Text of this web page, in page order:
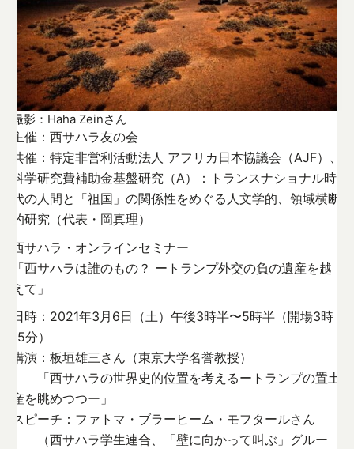
撮影：Haha Zeinさん
主催：西サハラ友の会
共催：特定非営利活動法人 アフリカ日本協議会（AJF）、
科学研究費補助金基盤研究（A）：トランスナショナル時
代の人間と「祖国」の関係性をめぐる人文学的、領域横断
的研究（代表・岡真理）
西サハラ・オンラインセミナー
「西サハラは誰のもの？ ートランプ外交の負の遺産を越
えて」
日時：2021年3月6日（土）午後3時半〜5時半（開場3時
15分）
講演：板垣雄三さん（東京大学名誉教授）
「西サハラの世界史的位置を考えるートランプの置土
産を眺めつつー」
スピーチ：ファトマ・ブラーヒーム・モフタールさん
（西サハラ学生連合、「壁に向かって叫ぶ」グルー